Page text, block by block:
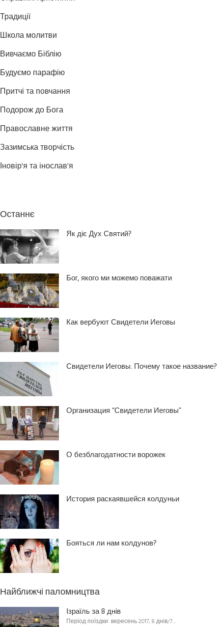
Традиції
Школа молитви
Вивчаємо Біблію
Будуємо парафію
Притчі та повчання
Подорож до Бога
Православне життя
Зазимська творчість
Іновір'я та інослав'я
Останнє
Як діє Дух Святий?
Бог, якого ми можемо поважати
Как вербуют Свидетели Иеговы
Свидетели Иеговы. Почему такое название?
Организация “Свидетели Иеговы”
О безблагодатности ворожек
История раскаявшейся колдуньи
Бояться ли нам колдунов?
Найближчі паломництва
Ізраїль за 8 днів
Період поїздки: вересень 2017, 8 днів/7…